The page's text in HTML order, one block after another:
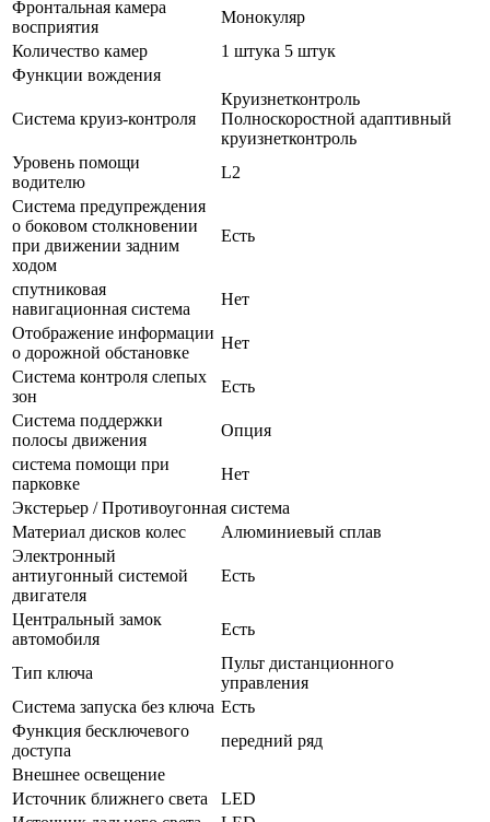
Фронтальная камера
восприятия
Монокуляр
Количество камер
1 штука 5 штук
Функции вождения
Система круиз-контроля
Круизнетконтроль
Полноскоростной адаптивный
круизнетконтроль
Уровень помощи
водителю
L2
Система предупреждения
о боковом столкновении
при движении задним
ходом
Есть
спутниковая
навигационная система
Нет
Отображение информации
о дорожной обстановке
Нет
Система контроля слепых
зон
Есть
Система поддержки
полосы движения
Опция
система помощи при
парковке
Нет
Экстерьер / Противоугонная система
Материал дисков колес
Алюминиевый сплав
Электронный
антиугонный системой
двигателя
Есть
Центральный замок
автомобиля
Есть
Тип ключа
Пульт дистанционного
управления
Система запуска без ключа Есть
Функция бесключевого
доступа
передний ряд
Внешнее освещение
Источник ближнего света
LED